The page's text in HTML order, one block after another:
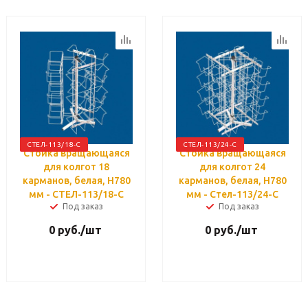
СТЕЛ-113/18-С
Стойка вращающаяся
для колгот 18
карманов, белая, H780
мм - СТЕЛ-113/18-С
Под заказ
0руб./шт
СТЕЛ-113/24-С
Стойка вращающаяся
для колгот 24
карманов, белая, H780
мм - Стел-113/24-С
Под заказ
0руб./шт